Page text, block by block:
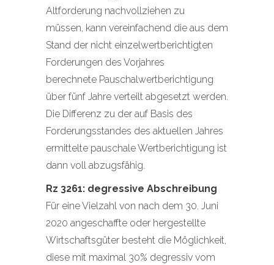
Altforderung nachvollziehen zu
müssen, kann vereinfachend die aus dem
Stand der nicht einzelwertberichtigten
Forderungen des Vorjahres
berechnete Pauschalwertberichtigung
über fünf Jahre verteilt abgesetzt werden.
Die Differenz zu der auf Basis des
Forderungsstandes des aktuellen Jahres
ermittelte pauschale Wertberichtigung ist
dann voll abzugsfähig.
Rz 3261: degressive Abschreibung
Für eine Vielzahl von nach dem 30. Juni
2020 angeschaffte oder hergestellte
Wirtschaftsgüter besteht die Möglichkeit,
diese mit maximal 30% degressiv vom